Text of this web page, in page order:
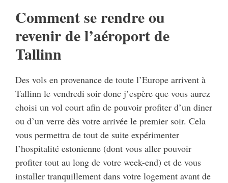
Comment se rendre ou
revenir de l’aéroport de
Tallinn
Des vols en provenance de toute l’Europe arrivent à
Tallinn le vendredi soir donc j’espère que vous aurez
choisi un vol court afin de pouvoir profiter d’un diner
ou d’un verre dès votre arrivée le premier soir. Cela
vous permettra de tout de suite expérimenter
l’hospitalité estonienne (dont vous aller pouvoir
profiter tout au long de votre week-end) et de vous
installer tranquillement dans votre logement avant de